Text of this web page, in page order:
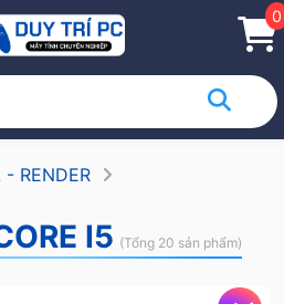
0
RENDER
I5 (Tổng 20 sản phẩm)